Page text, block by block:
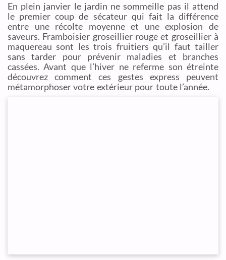
En plein janvier le jardin ne sommeille pas il attend
le premier coup de sécateur qui fait la différence
entre une récolte moyenne et une explosion de
saveurs. Framboisier groseillier rouge et groseillier à
maquereau sont les trois fruitiers qu’il faut tailler
sans tarder pour prévenir maladies et branches
cassées. Avant que l’hiver ne referme son étreinte
découvrez comment ces gestes express peuvent
métamorphoser votre extérieur pour toute l’année.